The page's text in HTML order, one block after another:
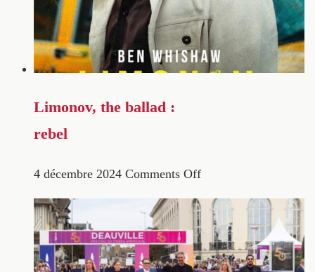
Limonov, the ballad :
rebel
4 décembre 2024 Comments Off